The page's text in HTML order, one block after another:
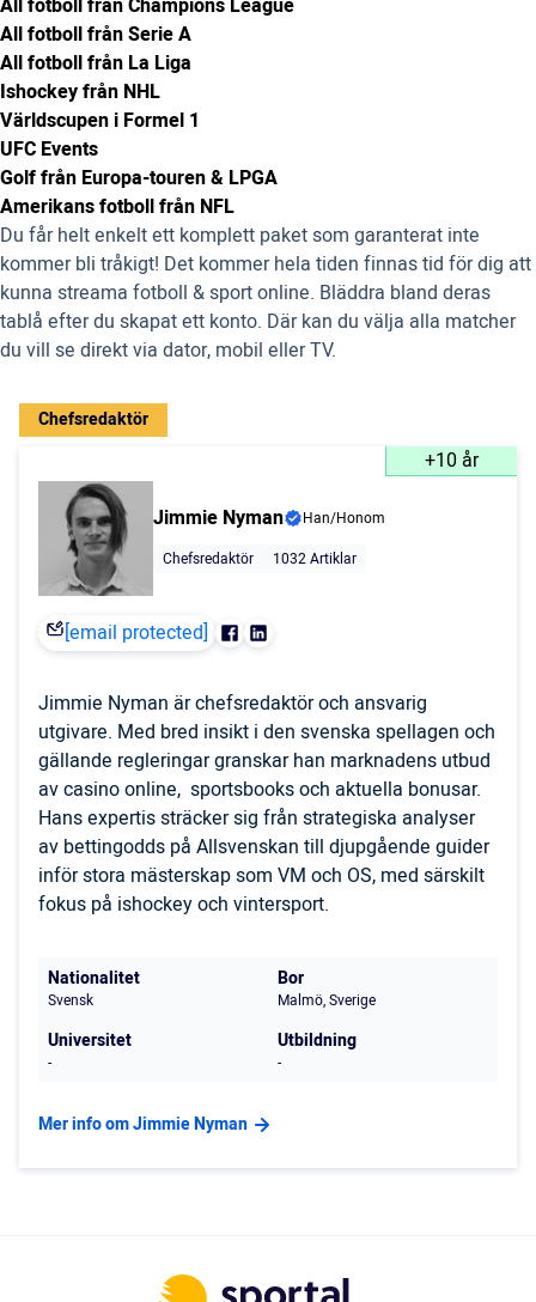
All fotboll från Champions League
All fotboll från Serie A
All fotboll från La Liga
Ishockey från NHL
Världscupen i Formel 1
UFC Events
Golf från Europa-touren & LPGA
Amerikans fotboll från NFL
Du får helt enkelt ett komplett paket som garanterat inte
kommer bli tråkigt! Det kommer hela tiden finnas tid för dig att
kunna streama fotboll & sport online. Bläddra bland deras
tablå efter du skapat ett konto. Där kan du välja alla matcher
du vill se direkt via dator, mobil eller TV.
Chefsredaktör
+10 år
Jimmie Nyman
Han/Honom
Chefsredaktör
1032 Artiklar
[email protected]
Jimmie Nyman är chefsredaktör och ansvarig
utgivare. Med bred insikt i den svenska spellagen och
gällande regleringar granskar han marknadens utbud
av casino online, sportsbooks och aktuella bonusar.
Hans expertis sträcker sig från strategiska analyser
av bettingodds på Allsvenskan till djupgående guider
inför stora mästerskap som VM och OS, med särskilt
fokus på ishockey och vintersport.
Nationalitet
Svensk
Bor
Malmö, Sverige
Universitet
-
Utbildning
-
Mer info om Jimmie Nyman